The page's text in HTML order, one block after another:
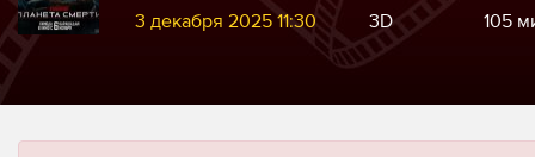
3 декабря 2025 11:30 3D 105